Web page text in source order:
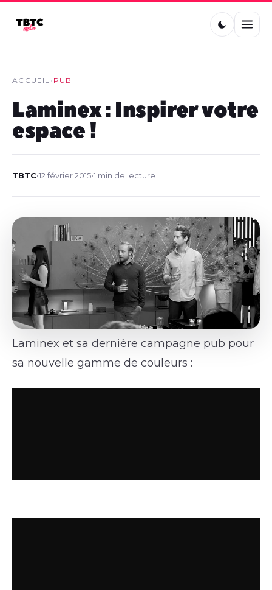
ACCUEIL› PUB
Laminex : Inspirer votre
espace !
TBTC•12 février 2015•1 min de lecture
Laminex et sa dernière campagne pub pour
sa nouvelle gamme de couleurs :